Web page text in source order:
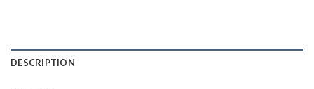
DESCRIPTION